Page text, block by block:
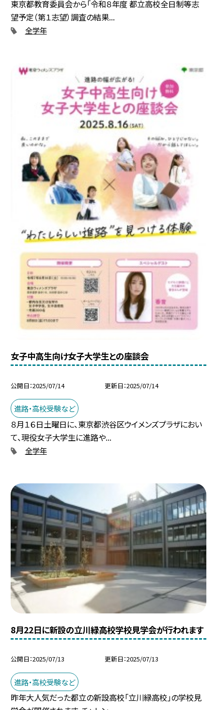
東京都教育委員会から「令和８年度 都立高校全日制等志
望予定（第１志望）調査の結果...
全学年
女子中高生向け女子大学生との座談会
公開日 2025/07/14 更新日 2025/07/14
進路・高校受験など
８月１６日土曜日に、東京都渋谷区ウイメンズプラザにおい
て、現役女子大学生に進路や...
全学年
8月22日に新設の立川緑高校学校見学会が行われます
公開日 2025/07/13 更新日 2025/07/13
進路・高校受験など
昨年大人気だった都立の新設高校「立川緑高校」の学校見